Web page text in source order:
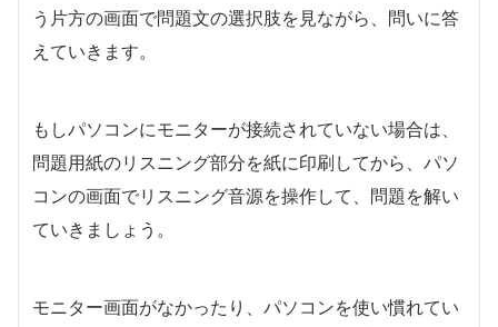
う片方の画面で問題文の選択肢を見ながら、問いに答
えていきます。
もしパソコンにモニターが接続されていない場合は、
問題用紙のリスニング部分を紙に印刷してから、パソ
コンの画面でリスニング音源を操作して、問題を解い
ていきましょう。
モニター画面がなかったり、パソコンを使い慣れてい